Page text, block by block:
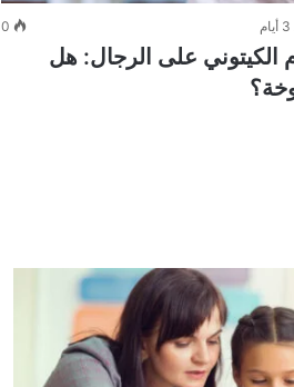
0
الكيتوني على الرجال: هل